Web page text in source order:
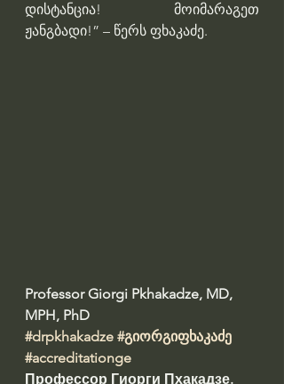
დისტანცია! მოიმარაგეთ
ჟანგბადი!” – წერს ფხაკაძე.
Professor Giorgi Pkhakadze, MD,
MPH, PhD
#drpkhakadze #გიორგიფხაკაძე
#accreditationge
Профессор Гиорги Пхакадзе.